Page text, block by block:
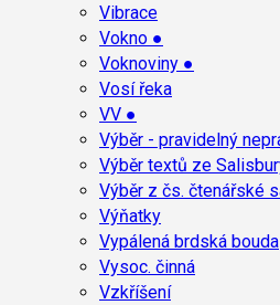
Vibrace
Vokno ●
Voknoviny ●
Vosí řeka
VV ●
Výběr - pravidelný
Výběr textů ze
Výběr z čs. čtenářské
Výňatky
Vypálená brdská bouda
Vysoc. činná
Vzkříšení